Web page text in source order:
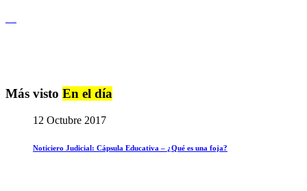
Más visto En el día
12 Octubre 2017
Noticiero Judicial: Cápsula Educativa – ¿Qué es una foja?